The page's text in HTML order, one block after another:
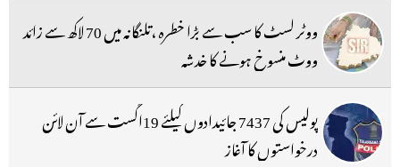
ووٹر لسٹ کا سب سے بڑا خطرہ ،تلنگانہ میں 70 لاکھ سے زائد
ووٹ منسوخ ہونے کا خدشہ
پولیس کی 7437 جائیدادوں کیلئے 19اگست سے آن لائن
درخواستوں کا آغاز